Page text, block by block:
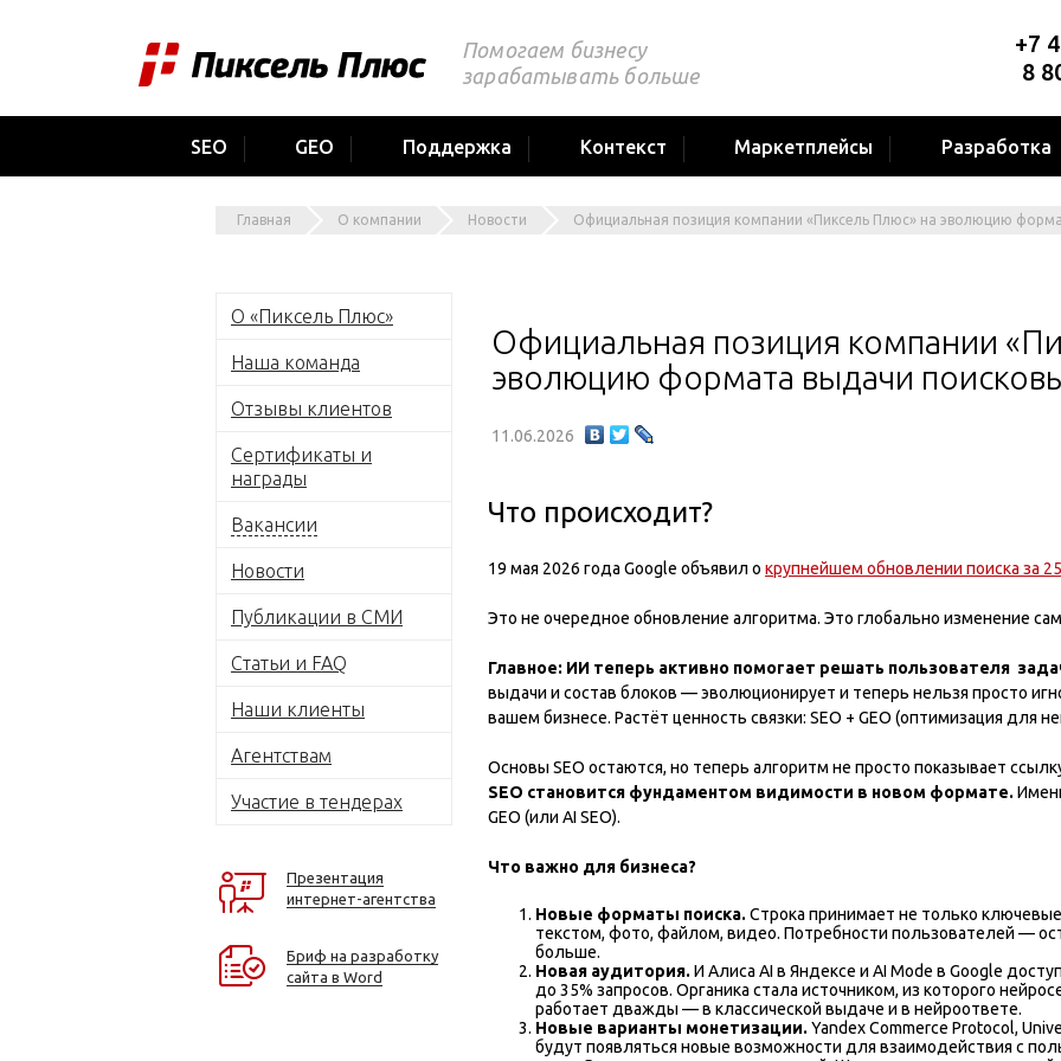
Помогаем бизнесу
зарабатывать больше
+7
8
SEO GEO Поддержка Контекст Маркетплейсы Разработка
Главная О компании Новости Официальная позиция компании «Пиксель Плюс» на эволюцию
О «Пиксель Плюс»
Наша команда
Отзывы клиентов
Сертификаты и
награды
Вакансии
Новости
Публикации в СМИ
Статьи и FAQ
Наши клиенты
Агентствам
Участие в тендерах
Презентация
интернет-агентства
Бриф на разработку
сайта в Word
Официальная позиция компании
эволюцию формата выдачи
11.06.2026
Что происходит?
19 мая 2026 года Google объявил о крупнейшем обновлении поиска за
Это не очередное обновление алгоритма. Это глобально изменение
Главное: ИИ теперь активно помогает решать пользователя
выдачи и состав блоков — эволюционирует и теперь нельзя просто
вашем бизнесе. Растёт ценность связки: SEO + GEO (оптимизация для
Основы SEO остаются, но теперь алгоритм не просто показывает
SEO становится фундаментом видимости в новом формате.
GEO (или AI SEO).
Что важно для бизнеса?
Новые форматы поиска. Строка принимает не только
текстом, фото, файлом, видео. Потребности пользователей —
больше.
Новая аудитория. И Алиса AI в Яндексе и AI Mode в Google
до 35% запросов. Органика стала источником, из которого
работает дважды — в классической выдаче и в нейроответе.
Новые варианты монетизации. Yandex Commerce Protocol,
будут появляться новые возможности для взаимодействия с